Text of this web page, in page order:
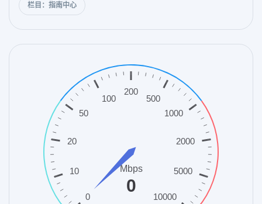
栏目：指南中心